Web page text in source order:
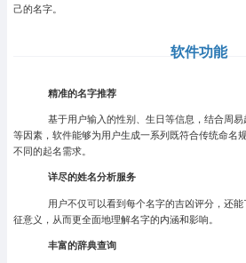
己的名字。
软件功能
精准的名字推荐
基于用户输入的性别、生日等信息，结合周易
等因素，软件能够为用户生成一系列既符合传统命名
不同的起名需求。
详尽的姓名分析服务
用户不仅可以看到每个名字的吉凶评分，还能
征意义，从而更全面地理解名字的内涵和影响。
丰富的辞典查询